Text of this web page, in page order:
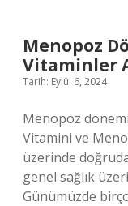
Menopoz
Vitaminler
Tarih: Eylül 6, 2024
Menopoz
Vitamini ve
üzerinde
genel sağlık
Günümüzde